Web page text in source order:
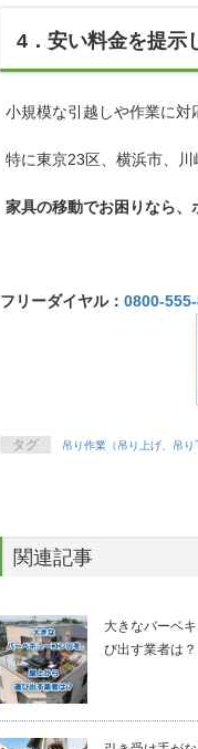
4．安い料金を提示
小規模な引越しや作業に対
特に東京23区、横浜市、川
家具の移動でお困りなら
フリーダイヤル： 0800-
タグ 吊り作業（吊り上げ、吊り
関連記事
大きなバーベ
び出す業者は？